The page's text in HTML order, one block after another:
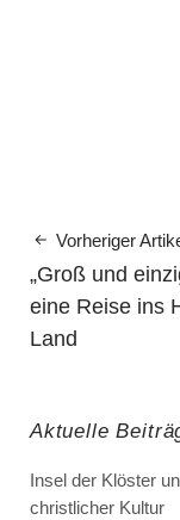
Vorheriger
„Groß und
eine Reise ins
Land
Aktuelle
Insel der Klöster
christlicher Kultur